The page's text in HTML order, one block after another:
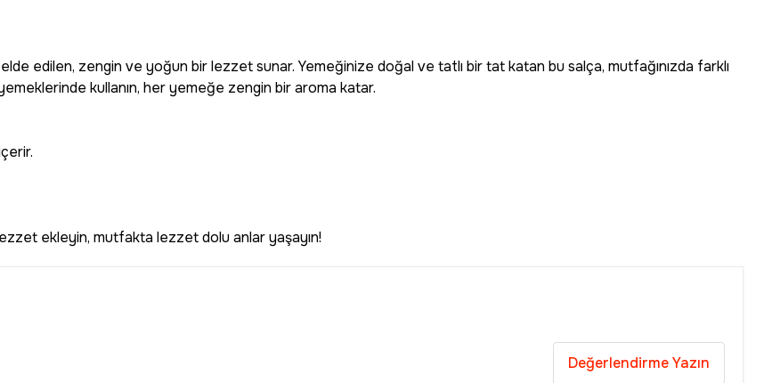
edilen, zengin ve yoğun bir lezzet sunar. Yemeğinize doğal ve tatlı bir tat katan bu salça, mutfağınızda farklı
kullanın, her yemeğe zengin bir aroma katar.
ekleyin, mutfakta lezzet dolu anlar yaşayın!
Değerlendirme Yazın